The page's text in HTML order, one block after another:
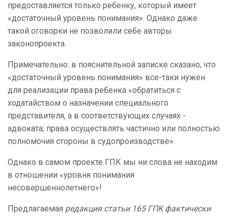
предоставляется только ребенку, который имеет
«достаточный уровень понимания». Однако даже
такой оговорки не позволили себе авторы
законопроекта.
Примечательно: в пояснительной записке сказано, что
«достаточный уровень понимания» все-таки нужен
для реализации права ребенка «обратиться с
ходатайством о назначении специального
представителя, а в соответствующих случаях -
адвоката; права осуществлять частично или полностью
полномочия стороны в судопроизводстве».
Однако в самом проекте ГПК мы ни слова не находим
в отношении «уровня понимания
несовершеннолетнего»!
Предлагаемая редакция статьи 165 ГПК фактически